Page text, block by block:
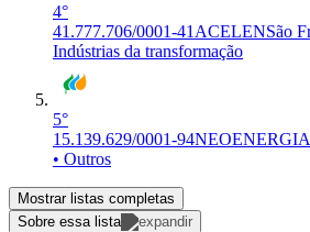
4°
41.777.706/0001-41 ACELENSão
Indústrias da transformação
5°
15.139.629/0001-94
• Outros
Mostrar listas completas
Sobre essa lista